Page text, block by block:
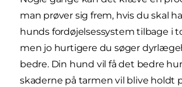
man prøver sig frem, hvis du skal
hunds fordøjelsessystem tilbage i
men jo hurtigere du søger
bedre. Din hund vil få det bedre
skaderne på tarmen vil blive holdt